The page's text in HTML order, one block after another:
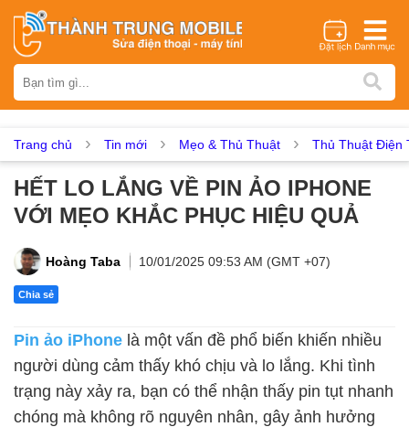
iPhone Samsung Oppo Xiaomi Realme Vivo
Asus Sony Vertu LG Tecno
Dịch vụ sửa chữa
Thay pin Ép kính Thay camera
Thay loa Thay kính lưng Thay vỏ Thay chân sạc
Màn hình Samsung
Màn hình Xiaomi Màn hình Realme
Màn hình Vsmart Màn hình Google Pixel
Trang chủ Tin mới Mẹo & Thủ Thuật Thủ Thuật Điện
HẾT LO LẮNG VỀ PIN ẢO IPHONE
VỚI MẸO KHẮC PHỤC HIỆU QUẢ
Hoàng Taba 10/01/2025 09:53 AM (GMT +07)
Chia sẻ
Pin ảo iPhone là một vấn đề phổ biến khiến nhiều
người dùng cảm thấy khó chịu và lo lắng. Khi tình
trạng này xảy ra, bạn có thể nhận thấy pin tụt nhanh
chóng mà không rõ nguyên nhân, gây ảnh hưởng